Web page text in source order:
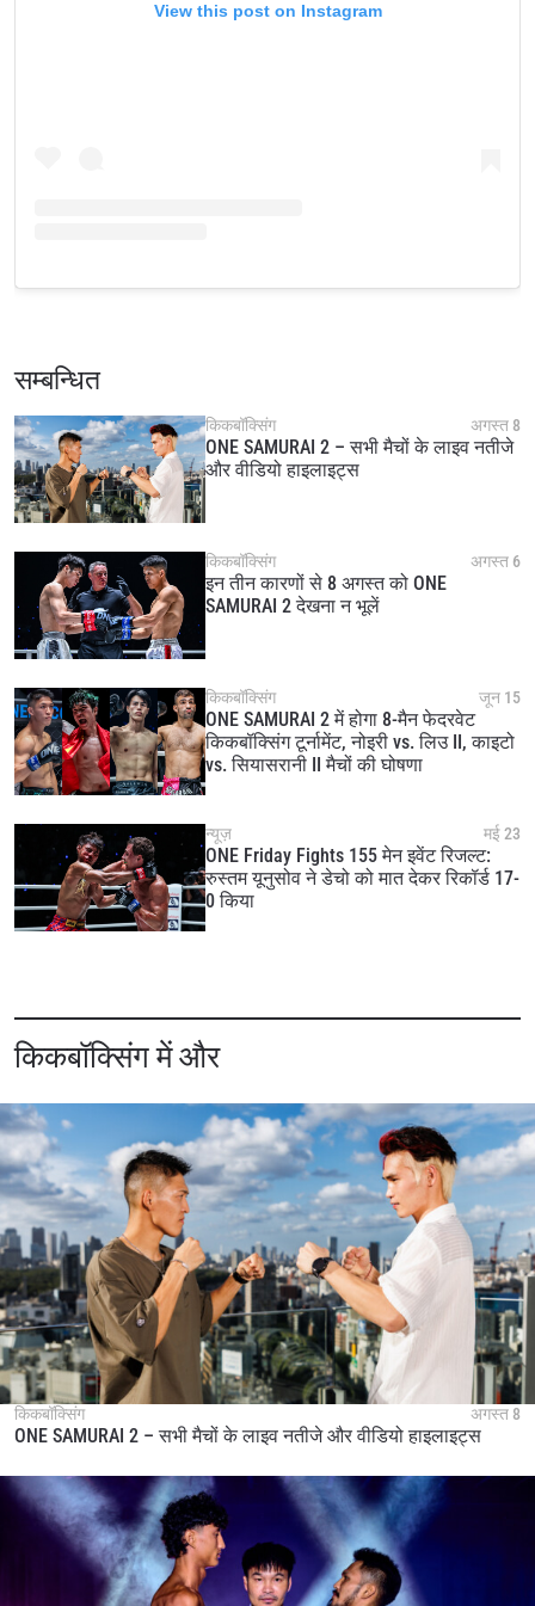
View this post on Instagram
सम्बन्धित
किकबॉक्सिंग अगस्त 8
ONE SAMURAI 2 – सभी मैचों के लाइव नतीजे
और वीडियो हाइलाइट्स
किकबॉक्सिंग अगस्त 6
इन तीन कारणों से 8 अगस्त को ONE
SAMURAI 2 देखना न भूलें
किकबॉक्सिंग जून 15
ONE SAMURAI 2 में होगा 8-मैन फेदरवेट
किकबॉक्सिंग टूर्नामेंट, नोइरी vs. लिउ II, काइटो
vs. सियासरानी II मैचों की घोषणा
न्यूज़ मई 23
ONE Friday Fights 155 मेन इवेंट रिजल्ट:
रुस्तम यूनुसोव ने डेचो को मात देकर रिकॉर्ड 17-
0 किया
किकबॉक्सिंग में और
किकबॉक्सिंग अगस्त 8
ONE SAMURAI 2 – सभी मैचों के लाइव नतीजे और वीडियो हाइलाइट्स